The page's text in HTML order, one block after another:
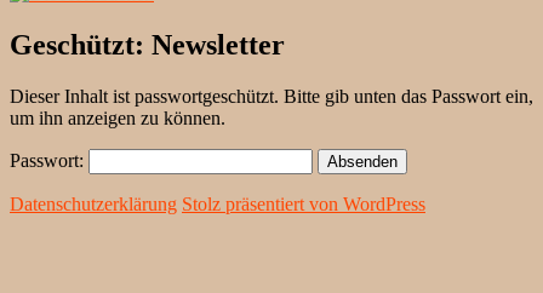
Geschützt: Newsletter
Dieser Inhalt ist passwortgeschützt. Bitte gib unten das Passwort ein,
um ihn anzeigen zu können.
Passwort:
Datenschutzerklärung Stolz präsentiert von WordPress